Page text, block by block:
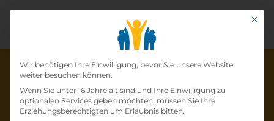
Die Lehrstelle wurde schon
Mit
Datenschutz-
Wir benötigen Ihre Einwilligung, bevor Sie unsere Website
weiter besuchen können.
Wenn Sie unter 16 Jahre alt sind und Ihre Einwilligung zu
optionalen Services geben möchten, müssen Sie Ihre
Erziehungsberechtigten um Erlaubnis bitten.